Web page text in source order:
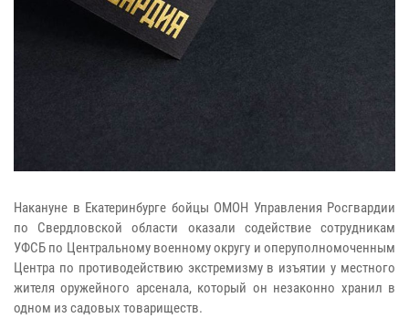
Накануне в Екатеринбурге бойцы ОМОН Управления Росгвардии
по Свердловской области оказали содействие сотрудникам
УФСБ по Центральному военному округу и оперуполномоченным
Центра по противодействию экстремизму в изъятии у местного
жителя оружейного арсенала, который он незаконно хранил в
одном из садовых товариществ.